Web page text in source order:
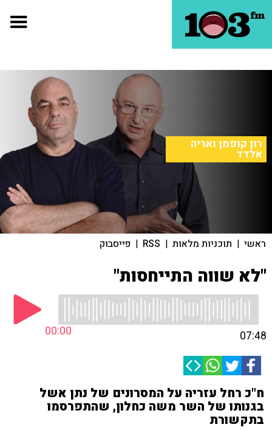
רון קופמן ואריה
אלדד
ראשי | תוכניות מלאות |
RSS
| פייסבוק
"לא שווה התייחסות"
00:00 07:48
ח"כ רחל עזריה על המסרונים של נתן אשל
בגנותו של השר משה כחלון, שהתפרסמו
בתקשורת